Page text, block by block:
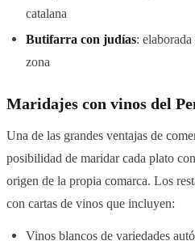
catalana
Butifarra con judías:
zona
Maridajes con vinos del
Una de las grandes ventajas de
posibilidad de maridar cada plato
origen de la propia comarca. Los
con cartas de vinos que incluyen:
Vinos blancos de variedades